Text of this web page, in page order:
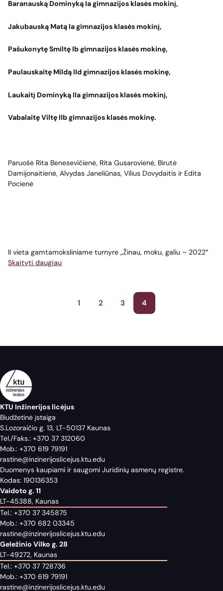
Baranauską Dominyką Ia gimnazijos klasės mokinį,
Jakubauską Matą Ia gimnazijos klasės mokinį,
Pašukonytę Smiltę Ib gimnazijos klasės mokinę,
Paulauskaitę Mildą IId gimnazijos klasės mokinę,
Laukaitį Dominyką IIa gimnazijos klasės mokinį,
Vabalaitę Viltę IIb gimnazijos klasės mokinę.
Paruošė Rita Benesevičienė, Rita Gusarovienė, Birutė
Damijonaitienė, Alvydas Janeliūnas, Vilius Dovydaitis ir Edita
Pocienė
II vieta gamtamoksliniame turnyre „Žinau, moku, galiu – 2022″
Skaityti daugiau
1 2 3 4
KTU Inžinerijos licėjus
Biudžetinė įstaiga
S.Lozoraičio g. 13, LT-50137 Kaunas
Tel./Faks.: +370 37 312060
Mob.: +370 619 79191
rastine@inzinerijoslicejus.ktu.edu
Duomenys kaupiami ir saugomi Juridinių asmenų registre.
Kodas: 190136353
Vaidoto g. 11
LT-45388, Kaunas
Tel.: +370 37 345875
Mob.: +370 682 03345
rastine@inzinerijoslicejus.ktu.edu
Geležinio Vilko g. 28
LT-49272, Kaunas
Tel.: +370 37 728736
Mob.: +370 619 79191
rastine@inzinerijoslicejus.ktu.edu